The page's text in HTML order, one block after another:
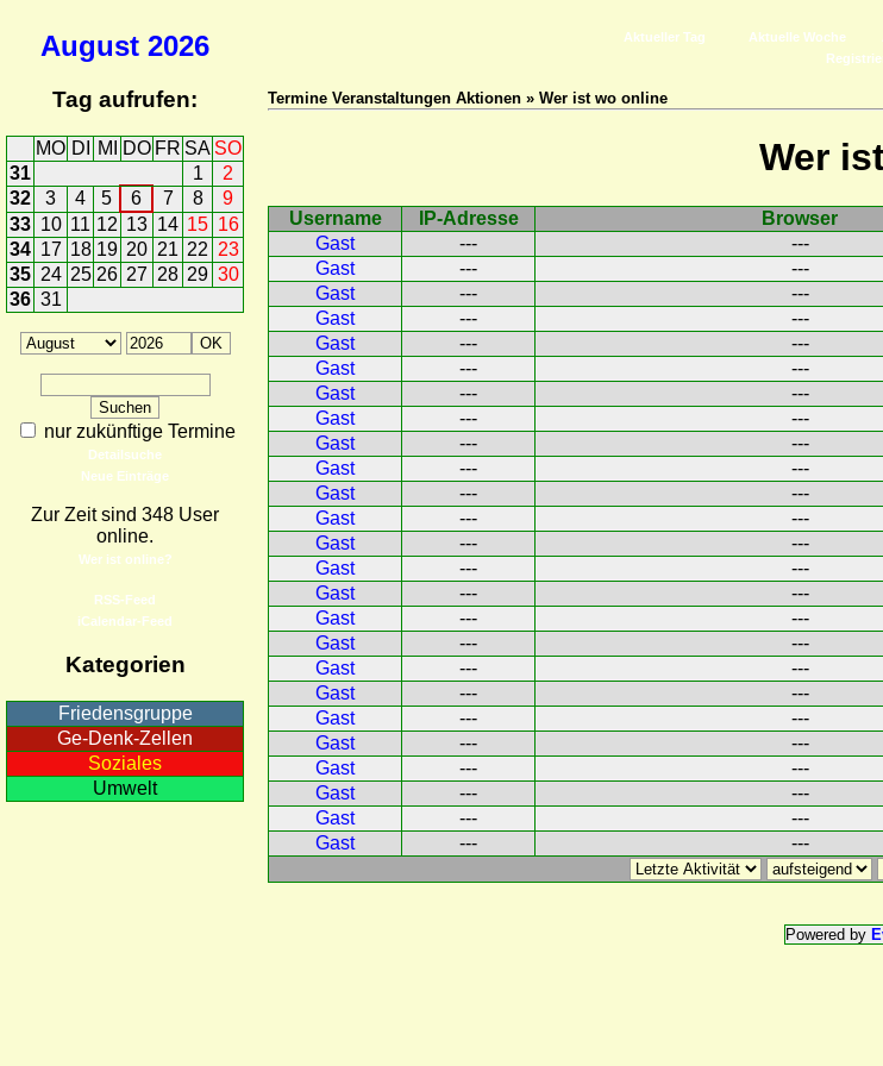
August 2026
Tag aufrufen:
MO DI MI DO FR SA SO
31
1
2
32
3 4 5 6 7 8
9
33 10 11 12 13 14 15 16
34 17 18 19 20 21 22 23
35 24 25 26 27 28 29 30
36 31
nur zukünftige Termine
Detailsuche
Neue Einträge
Zur Zeit sind 348 User
online.
Wer ist online?
RSS-Feed
iCalendar-Feed
Kategorien
Friedensgruppe
Ge-Denk-Zellen
Soziales
Umwelt
Aktueller Tag Aktuelle Woche
Termine Veranstaltungen Aktionen » Wer ist wo online
Wer
Username IP-Adresse Browser
Gast
--- ---
Gast
--- ---
Gast
--- ---
Gast
--- ---
Gast
--- ---
Gast
--- ---
Gast
--- ---
Gast
--- ---
Gast
--- ---
Gast
--- ---
Gast
--- ---
Gast
--- ---
Gast
--- ---
Gast
--- ---
Gast
--- ---
Gast
--- ---
Gast
--- ---
Gast
--- ---
Gast
--- ---
Gast
--- ---
Gast
--- ---
Gast
--- ---
Gast
--- ---
Gast
--- ---
Gast
--- ---
Powered by